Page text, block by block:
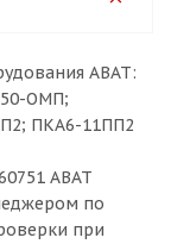
ABAT:
ОМП;
ПКА6-11ПП2
ABAT
по
при